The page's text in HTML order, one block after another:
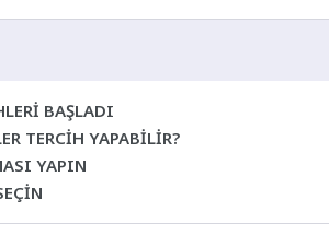
BAŞLADI
TERCİH YAPABİLİR?
YAPIN